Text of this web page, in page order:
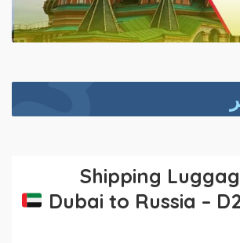
Shipping
Dubai to Russia –